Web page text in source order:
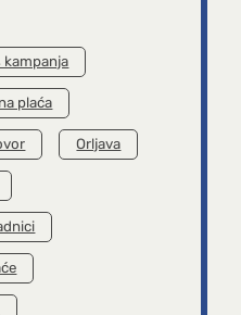
kampanja
plaća
Orljava